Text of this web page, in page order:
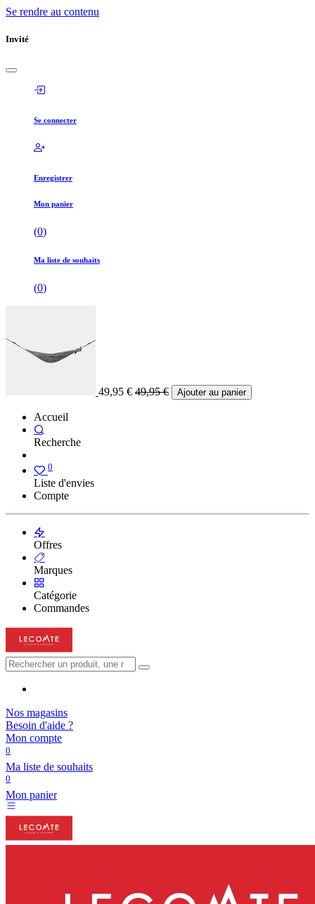
Se rendre au contenu
Invité
Se connecter
Enregistrer
Mon panier
(0)
Ma liste de souhaits
(0)
49,95 € 49,95€ Ajouter au panier
Accueil
Recherche
0
Liste d'envies
Compte
Offres
Marques
Catégorie
Commandes
Nos magasins
Besoin d'aide ?
Mon compte
0
Ma liste de souhaits
0
Mon panier